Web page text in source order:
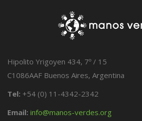
Hipolito Yrigoyen 434, 7º / 15
C1086AAF Buenos Aires, Argentina
Tel: +54 (0) 11-4342-2342
Email: info@manos-verdes.org